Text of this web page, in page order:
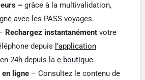
– grâce à la multivalidation,
avec les PASS voyages.
Rechargez instantanément votre
depuis l’application
24h depuis la e-boutique.
ligne – Consultez le contenu de